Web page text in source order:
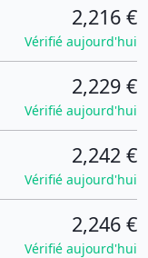
2,216 €
Vérifié aujourd'hui
2,229 €
Vérifié aujourd'hui
2,242 €
Vérifié aujourd'hui
2,246 €
Vérifié aujourd'hui